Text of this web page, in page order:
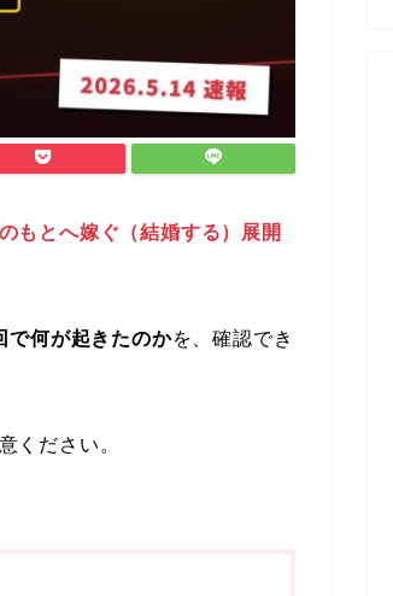
もとへ嫁ぐ（結婚する）展開
で何が起きたのかを、確認でき
ください。